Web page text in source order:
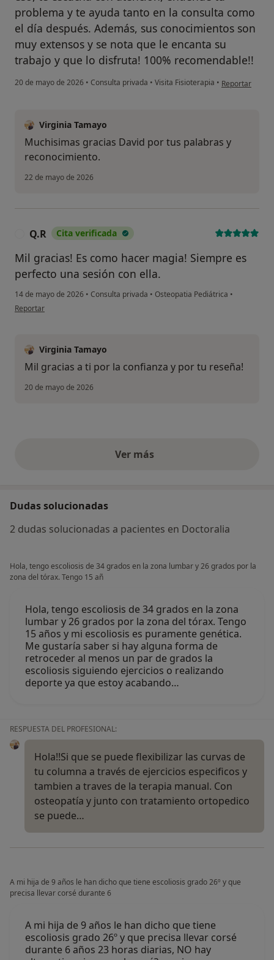
problema y te ayuda tanto en la consulta como
el día después. Además, sus conocimientos son
muy extensos y se nota que le encanta su
trabajo y que lo disfruta! 100% recomendable!!
20 de mayo de 2026 • Consulta privada • Visita Fisioterapia • en opinión del
Reportar
Virginia Tamayo
Muchisimas gracias David por tus palabras y
reconocimiento.
22 de mayo de 2026
Q.R Cita verificada
Mil gracias! Es como hacer magia! Siempre es
perfecto una sesión con ella.
14 de mayo de 2026 • Consulta privada • Osteopatia Pediátrica •
en opinión del usuario Q.R
Reportar
Virginia Tamayo
Mil gracias a ti por la confianza y por tu reseña!
20 de mayo de 2026
Ver másopiniones anteriores
Dudas solucionadas
2 dudas solucionadas a pacientes en Doctoralia
Hola, tengo escoliosis de 34 grados en la zona lumbar y 26 grados por la
zona del tórax. Tengo 15 añ
Hola, tengo escoliosis de 34 grados en la zona
lumbar y 26 grados por la zona del tórax. Tengo
15 años y mi escoliosis es puramente genética.
Me gustaría saber si hay alguna forma de
retroceder al menos un par de grados la
escoliosis siguiendo ejercicios o realizando
deporte ya que estoy acabando…
RESPUESTA DEL PROFESIONAL:
Hola!!Si que se puede flexibilizar las curvas de
tu columna a través de ejercicios especificos y
tambien a traves de la terapia manual. Con
osteopatía y junto con tratamiento ortopedico
se puede…
A mi hija de 9 años le han dicho que tiene escoliosis grado 26º y que
precisa llevar corsé durante 6
A mi hija de 9 años le han dicho que tiene
escoliosis grado 26º y que precisa llevar corsé
durante 6 años 23 horas diarias, NO hay